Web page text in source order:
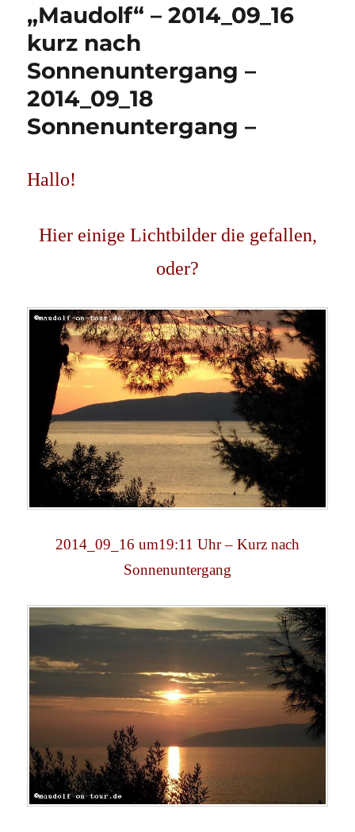
„Maudolf“ – 2014_09_16
kurz nach
Sonnenuntergang –
2014_09_18
Sonnenuntergang –
Hallo!
Hier einige Lichtbilder die gefallen,
oder?
2014_09_16 um19:11 Uhr – Kurz nach
Sonnenuntergang